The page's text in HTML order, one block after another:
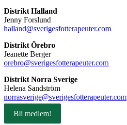
Distrikt Halland
Jenny Forslund
halland@sverigesfotterapeuter.com
Distrikt Örebro
Jeanette Berger
orebro@sverigesfotterapeuter.com
Distrikt Norra Sverige
Helena Sandström
norrasverige@sverigesfotterapeuter.com
Bli medlem!